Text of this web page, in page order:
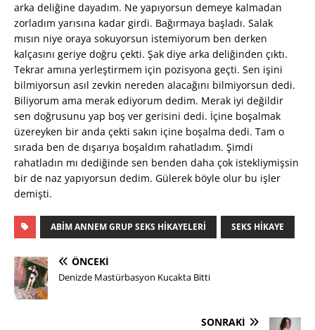
arka deliğine dayadım. Ne yapıyorsun demeye kalmadan
zorladım yarısına kadar girdi. Bağırmaya başladı. Salak
mısın niye oraya sokuyorsun istemiyorum ben derken
kalçasını geriye doğru çekti. Şak diye arka deliğinden çıktı.
Tekrar amına yerleştirmem için pozisyona geçti. Sen işini
bilmiyorsun asıl zevkin nereden alacağını bilmiyorsun dedi.
Biliyorum ama merak ediyorum dedim. Merak iyi değildir
sen doğrusunu yap boş ver gerisini dedi. İçine boşalmak
üzereyken bir anda çekti sakın içine boşalma dedi. Tam o
sırada ben de dışarıya boşaldım rahatladım. Şimdi
rahatladın mı dediğinde sen benden daha çok istekliymişsin
bir de naz yapıyorsun dedim. Gülerek böyle olur bu işler
demişti.
ABIM ANNEM GRUP SEKS HIKAYELERI SEKS HIKAYE
ÖNCEKI
Denizde Mastürbasyon Kucakta Bitti
SONRAKI